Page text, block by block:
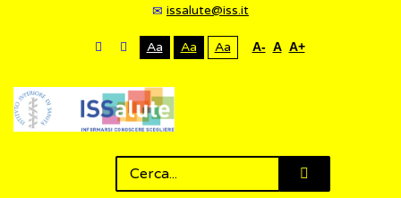
issalute@iss.it
Aa Aa Aa A- A A+